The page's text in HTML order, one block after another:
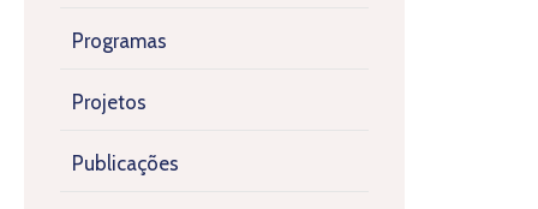
Programas
Projetos
Publicações